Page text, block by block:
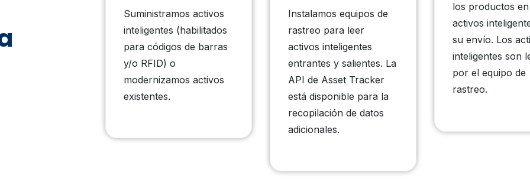
Tracker
Suministramos activos
inteligentes (habilitados
para códigos de barras
y/o RFID) o
modernizamos activos
existentes.
Instalamos equipos de
rastreo para leer
activos inteligentes
entrantes y salientes. La
API de Asset Tracker
está disponible para la
recopilación de datos
adicionales.
los productos
activos
su envío. Los
inteligentes son
por el equipo de
rastreo.